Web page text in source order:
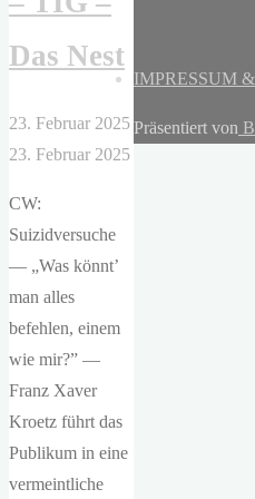
Das Nest
23. Februar 2025
23. Februar 2025
CW:
Suizidversuche
— „Was könnt’
man alles
befehlen, einem
wie mir?” —
Franz Xaver
Kroetz führt das
Publikum in eine
vermeintliche
IMPRESSUM
Präsentiert von